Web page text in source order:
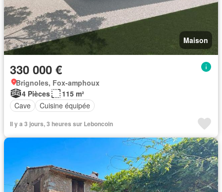
Maison
330 000 €
Brignoles, Fox-amphoux
4 Pièces
115 m²
Cave
Cuisine équipée
Il y a 3 jours, 3 heures sur Leboncoin